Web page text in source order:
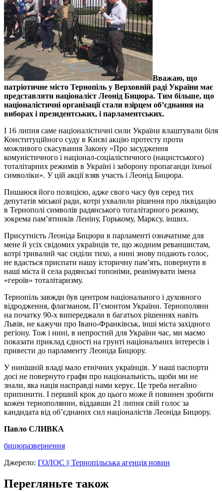
Вважаю, що
патріотичне місто Тернопіль у Верховній раді України має
представляти націоналіст Леонід Бицюра. Тим більше, що
націоналістичні організації стали взірцем об’єднання на
виборах і президентських, і парламентських.
І 16 липня саме націоналістичні сили України влаштували біля
Конституційного суду в Києві акцію протесту проти
можливого скасування Закону «Про засудження
комуністичного і націонал-соціалістичного (нацистського)
тоталітарних режимів в Україні і заборону пропаганди їхньої
символіки». У цій акції взяв участь і Леонід Бицюра.
Пишаюся його позицією, адже свого часу був серед тих
депутатів міської ради, котрі ухвалили рішення про ліквідацію
в Тернополі символів радянського тоталітарного режиму,
зокрема пам’ятників Леніну, Горькому, Марксу, інших.
Присутність Леоніда Бицюри в парламенті означатиме для
мене й усіх свідомих українців те, що жодним реваншистам,
котрі тривалий час сиділи тихо, а нині знову подають голос,
не вдасться приспати нашу історичну пам’ять, повернути в
наші міста й села радянські топоніми, реанімувати імена
«героїв» тоталітаризму.
Тернопіль завжди був центром національного і духовного
відродження, флагманом, П’ємонтом України. Тернополяни
на початку 90-х випереджали в багатьох рішеннях навіть
Львів, не кажучи про Івано-Франківськ, інші міста західного
регіону. Тож і нині, в непростий для України час, ми маємо
показати приклад єдності на грунті національних інтересів і
привести до парламенту Леоніда Бицюру.
У нинішній владі мало етнічних українців. У наші паспорти
досі не повернуто графи про національність, щоби ми не
знали, яка нація насправді нами керує. Це треба негайно
припинити. І перший крок до цього може й повинен зробити
кожен тернополянин, віддавши 21 липня свій голос за
кандидата від об’єднаних сил націоналістів Леоніда Бицюру.
Павло СЛИВКА
бицюразвернення
Джерело: ГОЛОС || Тернопільська агенція новин
Перегляньте також